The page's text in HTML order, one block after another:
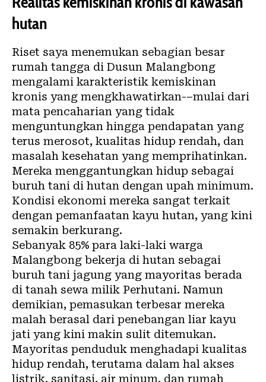
hutan
Riset saya menemukan sebagian besar
rumah tangga di Dusun Malangbong
mengalami karakteristik kemiskinan
kronis yang mengkhawatirkan-–mulai dari
mata pencaharian yang tidak
menguntungkan hingga pendapatan yang
terus merosot, kualitas hidup rendah, dan
masalah kesehatan yang memprihatinkan.
Mereka menggantungkan hidup sebagai
buruh tani di hutan dengan upah minimum.
Kondisi ekonomi mereka sangat terkait
dengan pemanfaatan kayu hutan, yang kini
semakin berkurang.
Sebanyak 85% para laki-laki warga
Malangbong bekerja di hutan sebagai
buruh tani jagung yang mayoritas berada
di tanah sewa milik Perhutani. Namun
demikian, pemasukan terbesar mereka
malah berasal dari penebangan liar kayu
jati yang kini makin sulit ditemukan.
Mayoritas penduduk menghadapi kualitas
hidup rendah, terutama dalam hal akses
listrik, sanitasi, air minum, dan rumah